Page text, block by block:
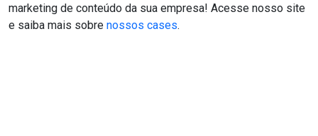
marketing de conteúdo da sua empresa! Acesse nosso site
e saiba mais sobre nossos cases.